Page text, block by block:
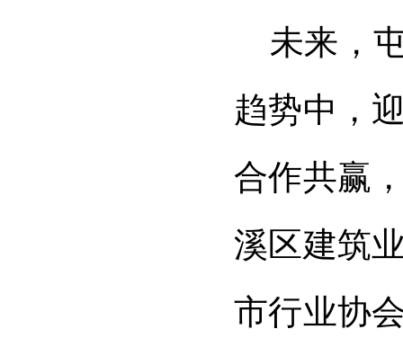
未来，
趋势中，
合作共赢
溪区建筑
市行业协